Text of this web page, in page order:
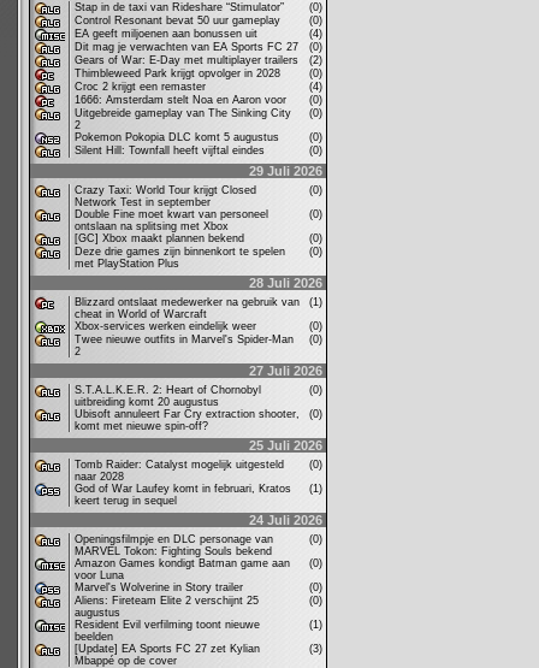
Stap in de taxi van Rideshare “Stimulator”
(0)
Control Resonant bevat 50 uur gameplay
(0)
EA geeft miljoenen aan bonussen uit
(4)
Dit mag je verwachten van EA Sports FC 27
(0)
Gears of War: E-Day met multiplayer trailers
(2)
Thimbleweed Park krijgt opvolger in 2028
(0)
Croc 2 krijgt een remaster
(4)
1666: Amsterdam stelt Noa en Aaron voor
(0)
Uitgebreide gameplay van The Sinking City
2
(0)
Pokemon Pokopia DLC komt 5 augustus
(0)
Silent Hill: Townfall heeft vijftal eindes
(0)
29 Juli 2026
Crazy Taxi: World Tour krijgt Closed
Network Test in september
(0)
Double Fine moet kwart van personeel
ontslaan na splitsing met Xbox
(0)
[GC] Xbox maakt plannen bekend
(0)
Deze drie games zijn binnenkort te spelen
met PlayStation Plus
(0)
28 Juli 2026
Blizzard ontslaat medewerker na gebruik van
cheat in World of Warcraft
(1)
Xbox-services werken eindelijk weer
(0)
Twee nieuwe outfits in Marvel's Spider-Man
2
(0)
27 Juli 2026
S.T.A.L.K.E.R. 2: Heart of Chornobyl
uitbreiding komt 20 augustus
(0)
Ubisoft annuleert Far Cry extraction shooter,
komt met nieuwe spin-off?
(0)
25 Juli 2026
Tomb Raider: Catalyst mogelijk uitgesteld
naar 2028
(0)
God of War Laufey komt in februari, Kratos
keert terug in sequel
(1)
24 Juli 2026
Openingsfilmpje en DLC personage van
MARVEL Tokon: Fighting Souls bekend
(0)
Amazon Games kondigt Batman game aan
voor Luna
(0)
Marvel's Wolverine in Story trailer
(0)
Aliens: Fireteam Elite 2 verschijnt 25
augustus
(0)
Resident Evil verfilming toont nieuwe
beelden
(1)
[Update] EA Sports FC 27 zet Kylian
Mbappé op de cover
(3)